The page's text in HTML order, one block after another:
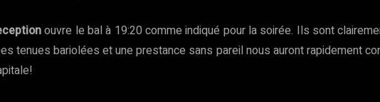
ouvre le bal à 19:20 comme indiqué pour la soirée. Ils sont
tenues bariolées et une prestance sans pareil nous auront rapidement